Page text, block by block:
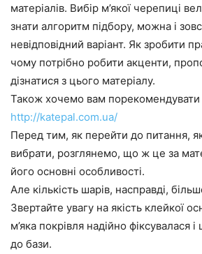
матеріалів. Вибір м’якої черепиці
знати алгоритм підбору, можна і
невідповідний варіант. Як зробити
чому потрібно робити акценти,
дізнатися з цього матеріалу.
Також хочемо вам порекомендувати
http://katepal.com.ua/
Перед тим, як перейти до питання,
вибрати, розглянемо, що ж це за
його основні особливості.
Але кількість шарів, насправді,
Звертайте увагу на якість клейкої
м’яка покрівля надійно фіксувалася
до бази.